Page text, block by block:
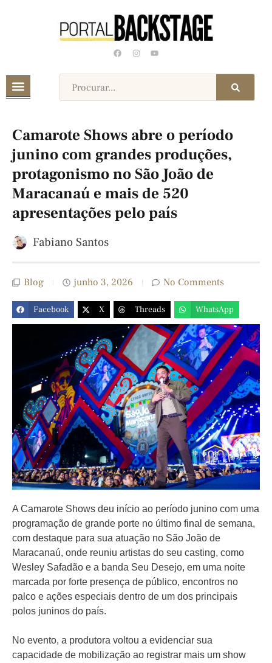
Camarote Shows abre o período
junino com grandes produções,
protagonismo no São João de
Maracanaú e mais de 520
apresentações pelo país
Fabiano Santos
Blog junho 3, 2026 No Comments
Facebook X Threads WhatsApp
A Camarote Shows deu início ao período junino com uma
programação de grande porte no último final de semana,
com destaque para sua atuação no São João de
Maracanaú, onde reuniu artistas do seu casting, como
Wesley Safadão e a banda Seu Desejo, em uma noite
marcada por forte presença de público, encontros no
palco e ações especiais dentro de um dos principais
polos juninos do país.
No evento, a produtora voltou a evidenciar sua
capacidade de mobilização ao registrar mais um show